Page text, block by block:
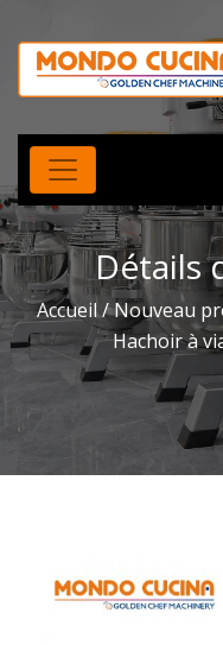
Détails
Accueil/Nouveau
Hachoir à